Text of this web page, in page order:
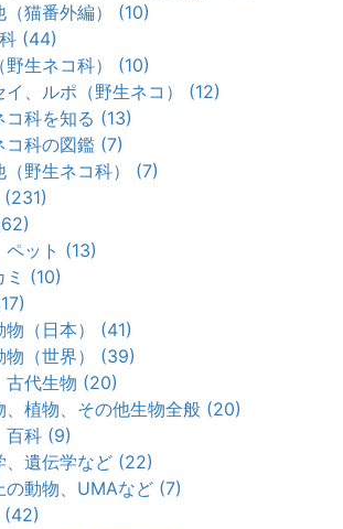
（猫番外編） (10)
(44)
野生ネコ科） (10)
イ、ルポ（野生ネコ） (12)
コ科を知る (13)
コ科の図鑑 (7)
（野生ネコ科） (7)
ペット (13)
ミ (10)
物（日本） (41)
物（世界） (39)
古代生物 (20)
、植物、その他生物全般 (20)
百科 (9)
、遺伝学など (22)
の動物、UMAなど (7)